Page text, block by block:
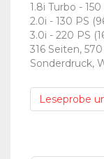
1.8i Turbo -
2.0i - 130 PS
3.0i - 220 PS
316 Seiten,
Sonderdruck,
Leseprobe